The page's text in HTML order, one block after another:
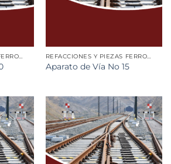
REFACCIONES Y PIEZAS FERROVIARIAS REFACCIONES Y PIEZAS FERROVIARIAS
Aparato de Vía No 15